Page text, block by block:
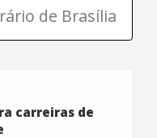
de Brasília
carreiras de